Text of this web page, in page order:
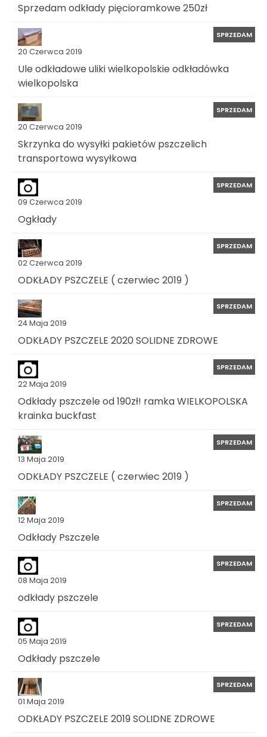
Sprzedam odkłady pięcioramkowe 250zł
20 Czerwca 2019
SPRZEDAM
Ule odkładowe uliki wielkopolskie odkładówka
wielkopolska
20 Czerwca 2019
SPRZEDAM
Skrzynka do wysyłki pakietów pszczelich
transportowa wysyłkowa
09 Czerwca 2019
SPRZEDAM
Ogkłady
02 Czerwca 2019
SPRZEDAM
ODKŁADY PSZCZELE ( czerwiec 2019 )
24 Maja 2019
SPRZEDAM
ODKŁADY PSZCZELE 2020 SOLIDNE ZDROWE
22 Maja 2019
SPRZEDAM
Odkłady pszczele od 190zł! ramka WIELKOPOLSKA
krainka buckfast
13 Maja 2019
SPRZEDAM
ODKŁADY PSZCZELE ( czerwiec 2019 )
12 Maja 2019
SPRZEDAM
Odkłady Pszczele
08 Maja 2019
SPRZEDAM
odkłady pszczele
05 Maja 2019
SPRZEDAM
Odkłady pszczele
01 Maja 2019
SPRZEDAM
ODKŁADY PSZCZELE 2019 SOLIDNE ZDROWE